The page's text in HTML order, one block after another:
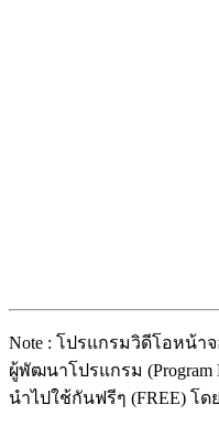
Note : โปรแกรมวิดีโอหน้าจ
ผู้พัฒนาโปรแกรม (Program
นำไปใช้กันฟรีๆ (FREE) โ